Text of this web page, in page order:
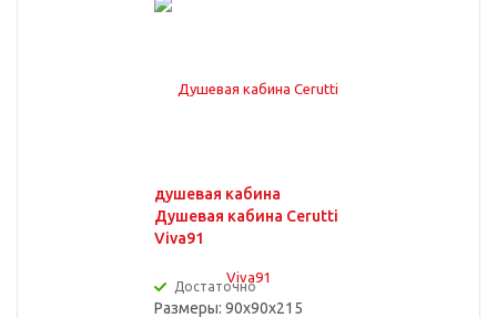
душевая кабина
Душевая кабина Cerutti
Viva91
Достаточно
Размеры: 90x90x215